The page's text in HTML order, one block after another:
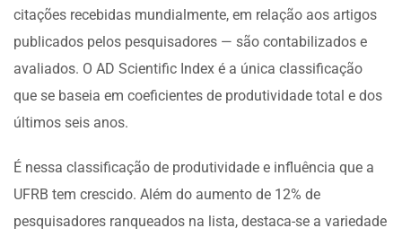
citações recebidas mundialmente, em relação aos artigos
publicados pelos pesquisadores — são contabilizados e
avaliados. O AD Scientific Index é a única classificação
que se baseia em coeficientes de produtividade total e dos
últimos seis anos.
É nessa classificação de produtividade e influência que a
UFRB tem crescido. Além do aumento de 12% de
pesquisadores ranqueados na lista, destaca-se a variedade